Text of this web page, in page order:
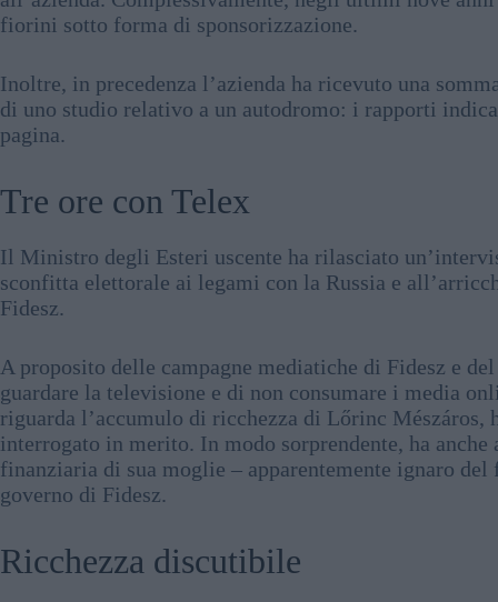
fiorini sotto forma di sponsorizzazione.
Inoltre, in precedenza l’azienda ha ricevuto una
di uno studio relativo a un autodromo: i rapporti
pagina.
Tre ore con Telex
Il Ministro degli Esteri uscente ha rilasciato
sconfitta elettorale ai legami con la Russia e
Fidesz.
A proposito delle campagne mediatiche di Fidesz e
guardare la televisione e di non consumare i media
riguarda l’accumulo di ricchezza di Lőrinc Mészáros,
interrogato in merito. In modo sorprendente, ha
finanziaria di sua moglie – apparentemente ignaro
governo di Fidesz.
Ricchezza discutibile